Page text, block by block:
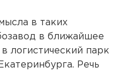
в таких
в ближайшее
логистический парк
Речь